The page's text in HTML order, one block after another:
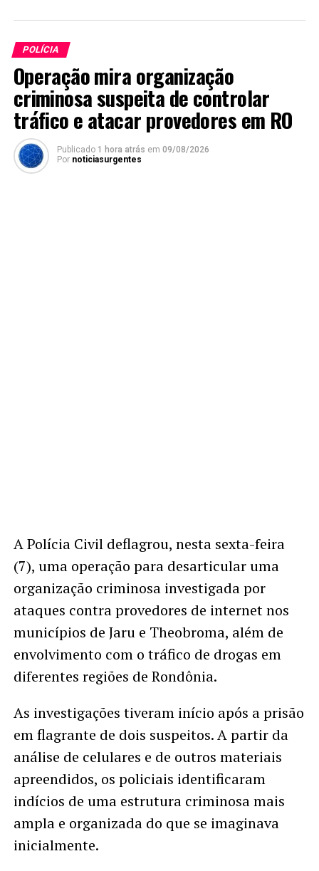
POLÍCIA
Operação mira organização
criminosa suspeita de controlar
tráfico e atacar provedores em RO
Publicado 1 hora atrás em 09/08/2026
Por noticiasurgentes
A Polícia Civil deflagrou, nesta sexta-feira
(7), uma operação para desarticular uma
organização criminosa investigada por
ataques contra provedores de internet nos
municípios de Jaru e Theobroma, além de
envolvimento com o tráfico de drogas em
diferentes regiões de Rondônia.
As investigações tiveram início após a prisão
em flagrante de dois suspeitos. A partir da
análise de celulares e de outros materiais
apreendidos, os policiais identificaram
indícios de uma estrutura criminosa mais
ampla e organizada do que se imaginava
inicialmente.